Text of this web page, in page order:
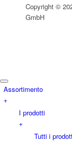
Copyright ©
GmbH
Assortimento
+
I prodotti
+
Tutti i